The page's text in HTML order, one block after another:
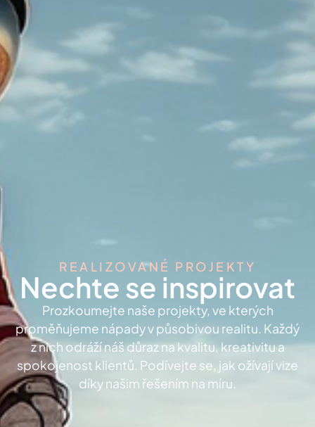
REALIZOVANÉ PROJEKTY
Nechte se inspirovat
Prozkoumejte naše projekty, ve kterých
proměňujeme nápady v působivou realitu. Každý
z nich odráží náš důraz na kvalitu, kreativitu a
spokojenost klientů. Podívejte se, jak ožívají vize
díky našim řešením na míru.